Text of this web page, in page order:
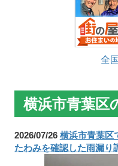
全
横浜市青葉区
2026/07/26 横浜市青葉区
たわみを確認した雨漏り